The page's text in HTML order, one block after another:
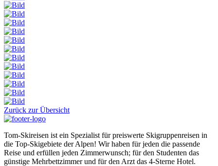
Zurück zur Übersicht
Tom-Skireisen ist ein Spezialist für preiswerte Skigruppenreisen in
die Top-Skigebiete der Alpen! Wir haben für jeden die passende
Reise und erfüllen jeden Zimmerwunsch; für den Studenten das
günstige Mehrbettzimmer und für den Arzt das 4-Sterne Hotel.